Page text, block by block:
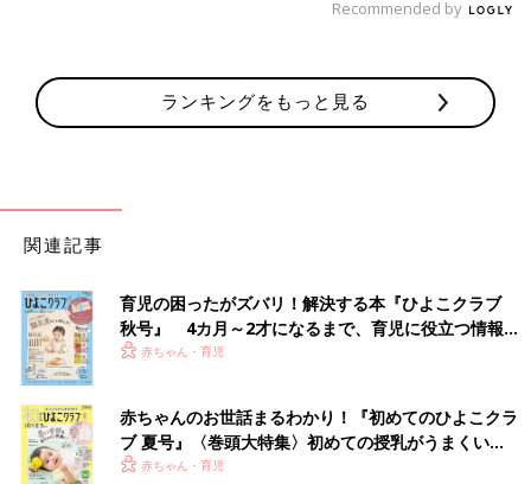
330円商品「木のパズルシリーズ」バスをGET！
Recommended by
ランキングをもっと見る
関連記事
育児の困ったがズバリ！解決する本『ひよこクラブ
秋号』 4カ月～2才になるまで、育児に役立つ情報が
いっぱい！
赤ちゃん・育児
赤ちゃんのお世話まるわかり！『初めてのひよこクラ
ブ 夏号』〈巻頭大特集〉初めての授乳がうまくい
く！ おっぱい・ミルクの基本と夏のトラブル 解決テ
赤ちゃん・育児